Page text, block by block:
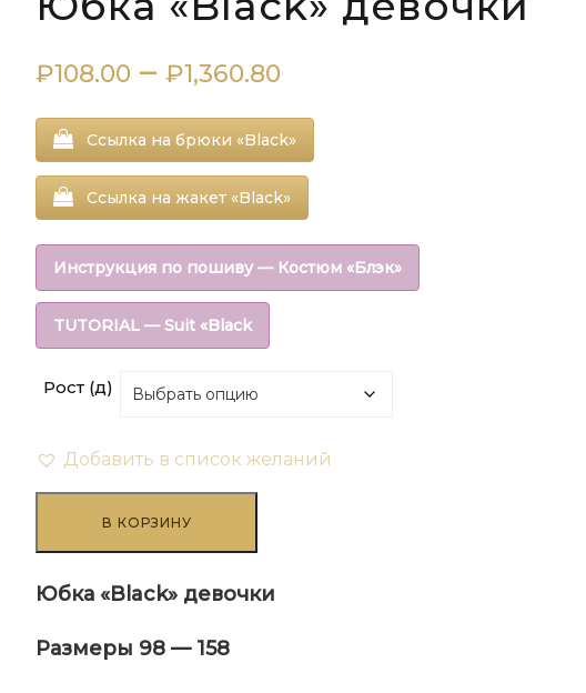
₽108.00 – ₽1,360.80
цен:
₽108.00
–
₽1,360.80
Ссылка на брюки «Black»
Ссылка на жакет «Black»
Инструкция по пошиву — Костюм «Блэк»
TUTORIAL — Suit «Black
Рост (д)
Добавить в список желаний
Юбка
девочки
В КОРЗИНУ
Юбка «Black» девочки
Размеры 98 — 158